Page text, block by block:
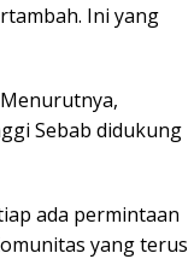
Ini yang
Menurutnya,
Sebab didukung
ada permintaan
yang terus